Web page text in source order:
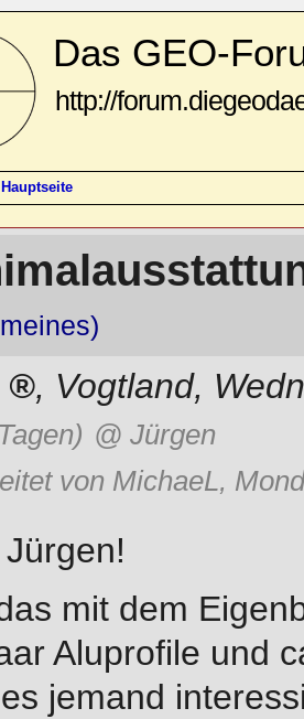
Das GEO-
http://
, Vogtland,
@ Jürgen
von MichaeL,
mit dem
Aluprofile und
jemand